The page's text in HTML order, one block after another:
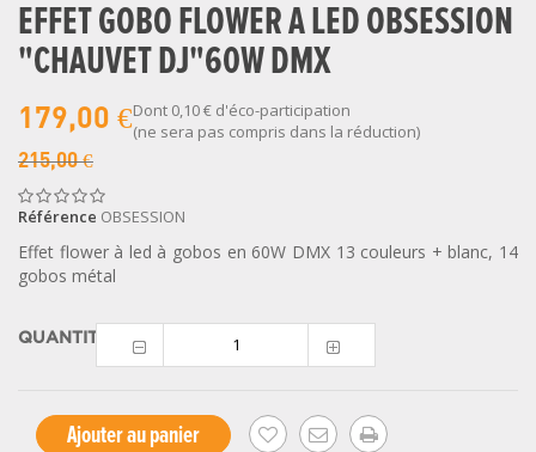
EFFET GOBO FLOWER A LED OBSESSION
"CHAUVET DJ"60W DMX
179,00 €
215,00 €
Dont 0,10 € d'éco-participation
(ne sera pas compris dans la réduction)
Référence OBSESSION
Effet flower à led à gobos en 60W DMX 13 couleurs + blanc, 14
gobos métal
QUANTITÉ
Ajouter au panier